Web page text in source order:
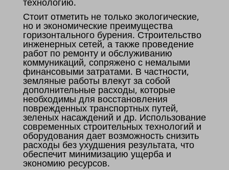
Стоит отметить не только экологические,
но и экономические преимущества
горизонтального бурения. Строительство
инженерных сетей, а также проведение
работ по ремонту и обслуживанию
коммуникаций, сопряжено с немалыми
финансовыми затратами. В частности,
земляные работы влекут за собой
дополнительные расходы, которые
необходимы для восстановления
поврежденных транспортных путей,
зеленых насаждений и др. Использование
современных строительных технологий и
оборудования дает возможность снизить
расходы без ухудшения результата, что
обеспечит минимизацию ущерба и
экономию ресурсов.